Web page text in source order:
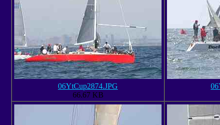
06YtCup2874.JPG
66.67 KB